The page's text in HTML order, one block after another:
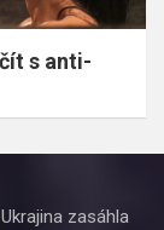
s anti-
zasáhla